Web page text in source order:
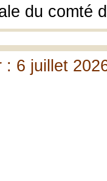
du comté
: 6 juillet